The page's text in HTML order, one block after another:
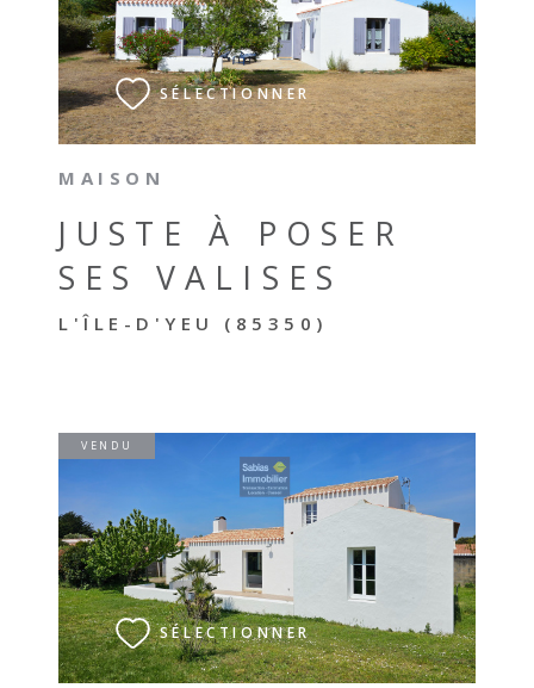
MAISON
JUSTE À POSER
SES VALISES
L'ÎLE-D'YEU (85350)
SÉLECTIONNER
VOIR LE BIEN
VENDU
SÉLECTIONNER
VOIR LE BIEN